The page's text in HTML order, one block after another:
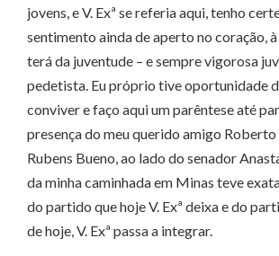
jovens, e V. Exª se referia aqui, tenho
sentimento ainda de aperto no coração,
terá da juventude – e sempre vigorosa
pedetista. Eu próprio tive oportunidade
conviver e faço aqui um parêntese até
presença do meu querido amigo
Rubens Bueno, ao lado do senador
da minha caminhada em Minas teve
do partido que hoje V. Exª deixa e do
de hoje, V. Exª passa a integrar.